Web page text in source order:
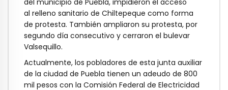
al relleno sanitario de Chiltepeque como forma
de protesta. También ampliaron su protesta, por
segundo día consecutivo y cerraron el bulevar
Valsequillo.
Actualmente, los pobladores de esta junta auxiliar
de la ciudad de Puebla tienen un adeudo de 800
mil pesos con la Comisión Federal de Electricidad